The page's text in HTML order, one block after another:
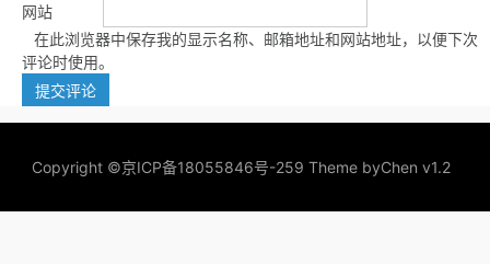
网站
在此浏览器中保存我的显示名称、邮箱地址和网站地址，以便下次
评论时使用。
Copyright ©京ICP备18055846号-259 Theme byChen v1.2